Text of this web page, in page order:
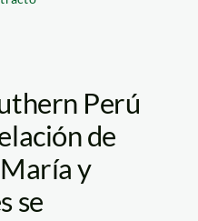
Perú
de
y
se